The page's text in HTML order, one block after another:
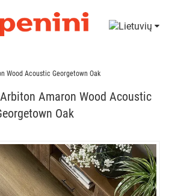
Wood Acoustic Georgetown Oak
Amaron Wood Acoustic
Oak